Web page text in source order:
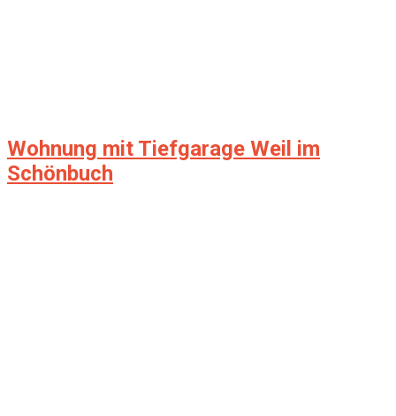
Wohnung mit Tiefgarage Weil im
Schönbuch